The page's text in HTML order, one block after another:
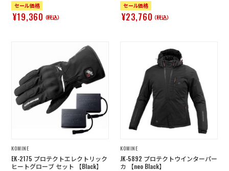
セール価格
¥19,360（税込）
セール価格
¥23,760（税込）
KOMINE
EK-2175 プロテクトエレクトリック
ヒートグローブ セット 【Black】
KOMINE
JK-5892 プロテクトウインターパー
カ 【neo Black】